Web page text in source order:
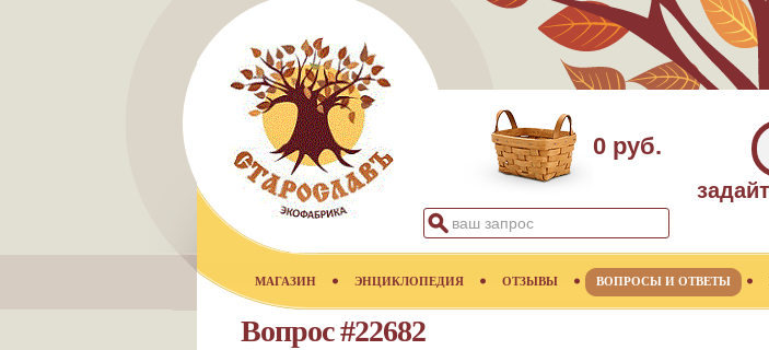
0 руб.
МАГАЗИН ЭНЦИКЛОПЕДИЯ ОТЗЫВЫ ВОПРОСЫ И ОТВЕТЫ
Вопрос #22682